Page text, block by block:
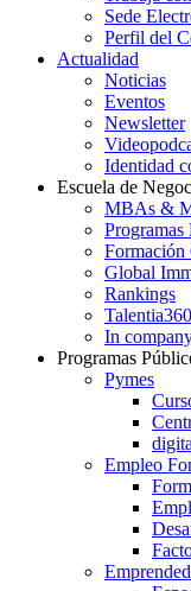
Sede
Perfil del
Actualidad
Noticias
Eventos
Newsletter
Identidad
Escuela de
MBAs &
Programas
Formación
Global
Rankings
In
Programas
Pymes
Empleo